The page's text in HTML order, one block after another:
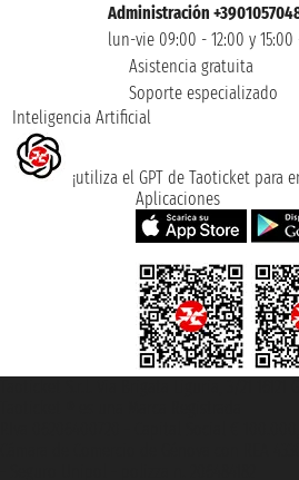
Administración
lun-vie 09:00 - 12:00 y 15:00
Asistencia gratuita
Soporte especializado
Inteligencia Artificial
¡utiliza el GPT de Taoticket para
Aplicaciones